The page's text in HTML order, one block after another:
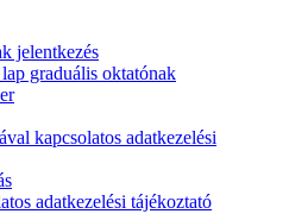
jelentkezés
graduális oktatónak
kapcsolatos adatkezelési
adatkezelési tájékoztató